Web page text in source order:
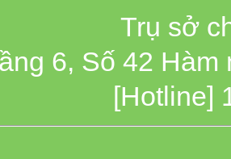
Trụ sở
6, Số 42
[Hotline]